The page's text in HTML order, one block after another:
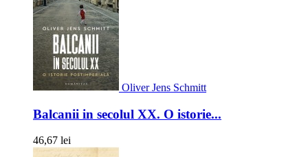
Oliver Jens Schmitt
Balcanii in secolul XX. O istorie...
46,67 lei